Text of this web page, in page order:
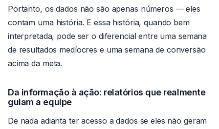
Portanto, os dados não são apenas números — eles
contam uma história. E essa história, quando bem
interpretada, pode ser o diferencial entre uma semana
de resultados medíocres e uma semana de conversão
acima da meta.
Da informação à ação: relatórios que realmente
guiam a equipe
De nada adianta ter acesso a dados se eles não geram